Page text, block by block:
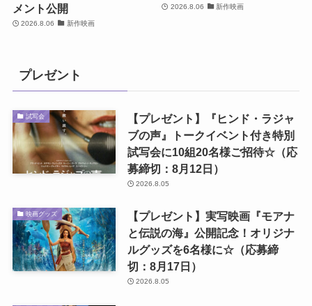
メント公開
2026.8.06 新作映画
2026.8.06 新作映画
プレゼント
試写会
【プレゼント】『ヒンド・ラジャ
ブの声』トークイベント付き特別
試写会に10組20名様ご招待☆（応
募締切：8月12日）
2026.8.05
映画グッズ
【プレゼント】実写映画『モアナ
と伝説の海』公開記念！オリジナ
ルグッズを6名様に☆（応募締
切：8月17日）
2026.8.05